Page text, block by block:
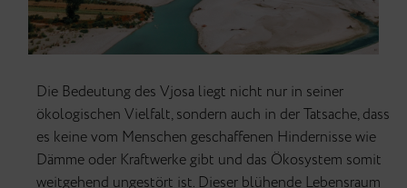
Die Bedeutung des Vjosa liegt nicht nur in seiner
ökologischen Vielfalt, sondern auch in der Tatsache, dass
es keine vom Menschen geschaffenen Hindernisse wie
Dämme oder Kraftwerke gibt und das Ökosystem somit
weitgehend ungestört ist. Dieser blühende Lebensraum